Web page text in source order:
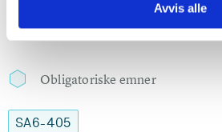
Avvis alle
Krav: 37,5 studiepoeng
Obligatoriske emner
SA6-405